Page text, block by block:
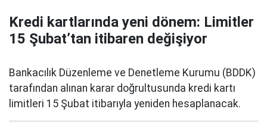
Kredi kartlarında yeni dönem: Limitler
15 Şubat’tan itibaren değişiyor
Bankacılık Düzenleme ve Denetleme Kurumu (BDDK)
tarafından alınan karar doğrultusunda kredi kartı
limitleri 15 Şubat itibarıyla yeniden hesaplanacak.